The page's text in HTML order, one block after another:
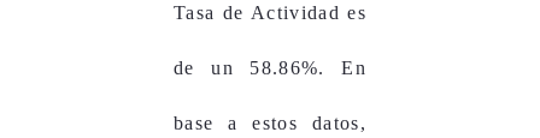
Tasa de Actividad es
de un 58.86%. En
base a estos datos,